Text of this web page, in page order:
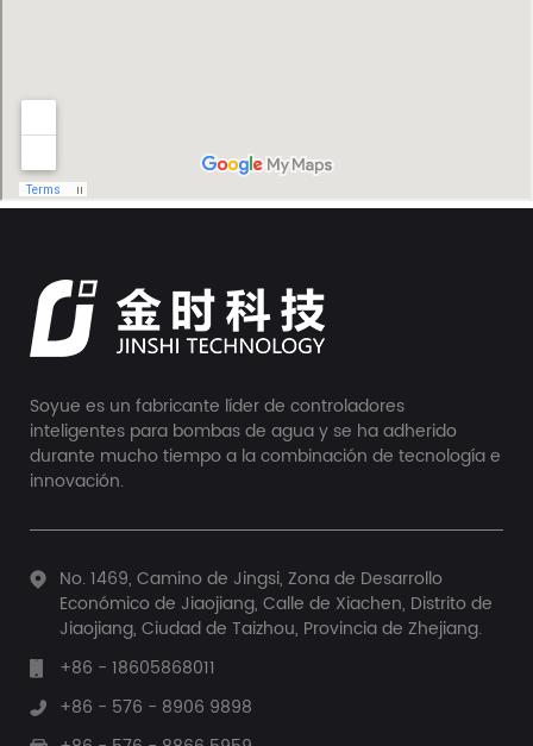
Soyue es un fabricante líder de controladores
inteligentes para bombas de agua y se ha adherido
durante mucho tiempo a la combinación de tecnología e
innovación.
No. 1469, Camino de Jingsi, Zona de Desarrollo
Económico de Jiaojiang, Calle de Xiachen, Distrito de
Jiaojiang, Ciudad de Taizhou, Provincia de Zhejiang.
+86 - 18605868011
+86 - 576 - 8906 9898